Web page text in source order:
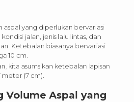
aspal yang diperlukan bervariasi
jalan, jenis lalu lintas, dan
Ketebalan biasanya bervariasi
10 cm.
kita asumsikan ketebalan lapisan
meter (7 cm).
Volume Aspal yang